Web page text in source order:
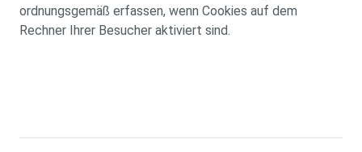
ordnungsgemäß erfassen, wenn Cookies auf dem
Rechner Ihrer Besucher aktiviert sind.